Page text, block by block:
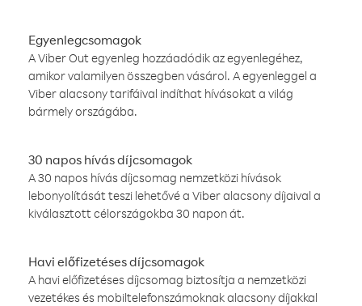
Egyenlegcsomagok
A Viber Out egyenleg hozzáadódik az egyenlegéhez,
amikor valamilyen összegben vásárol. A egyenleggel a
Viber alacsony tarifáival indíthat hívásokat a világ
bármely országába.
30 napos hívás díjcsomagok
A 30 napos hívás díjcsomag nemzetközi hívások
lebonyolítását teszi lehetővé a Viber alacsony díjaival a
kiválasztott célországokba 30 napon át.
Havi előfizetéses díjcsomagok
A havi előfizetéses díjcsomag biztosítja a nemzetközi
vezetékes és mobiltelefonszámoknak alacsony díjakkal